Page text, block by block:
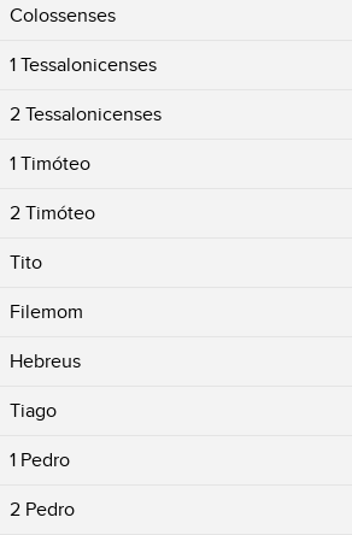
Colossenses
1 Tessalonicenses
2 Tessalonicenses
1 Timóteo
2 Timóteo
Tito
Filemom
Hebreus
Tiago
1 Pedro
2 Pedro